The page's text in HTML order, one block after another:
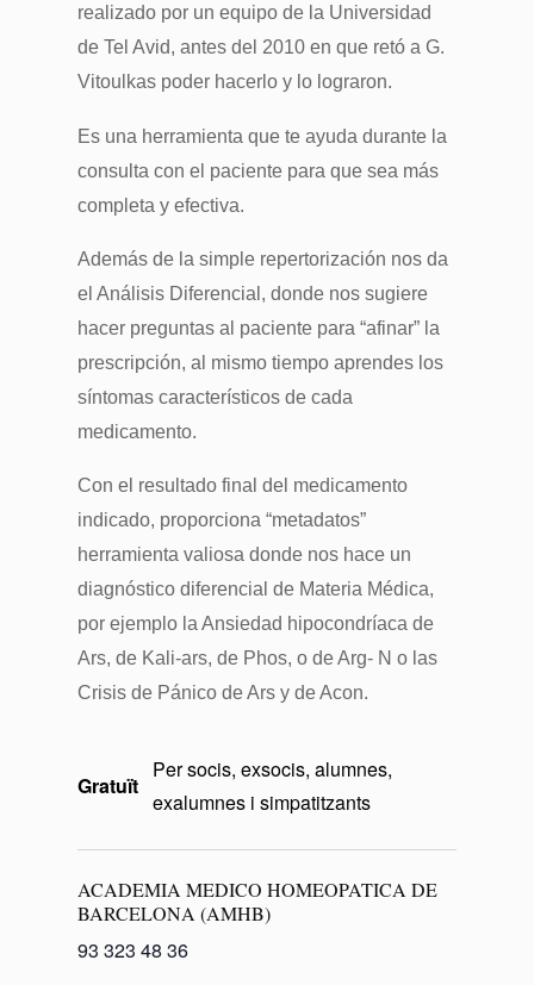
realizado por un equipo de la Universidad
de Tel Avid, antes del 2010 en que retó a G.
Vitoulkas poder hacerlo y lo lograron.
Es una herramienta que te ayuda durante la
consulta con el paciente para que sea más
completa y efectiva.
Además de la simple repertorización nos da
el Análisis Diferencial, donde nos sugiere
hacer preguntas al paciente para “afinar” la
prescripción, al mismo tiempo aprendes los
síntomas característicos de cada
medicamento.
Con el resultado final del medicamento
indicado, proporciona “metadatos”
herramienta valiosa donde nos hace un
diagnóstico diferencial de Materia Médica,
por ejemplo la Ansiedad hipocondríaca de
Ars, de Kali-ars, de Phos, o de Arg- N o las
Crisis de Pánico de Ars y de Acon.
Gratuït
Per socis, exsocis, alumnes,
exalumnes i simpatitzants
ACADEMIA MEDICO HOMEOPATICA DE
BARCELONA (AMHB)
93 323 48 36